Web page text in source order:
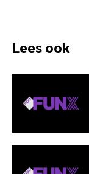
Lees ook